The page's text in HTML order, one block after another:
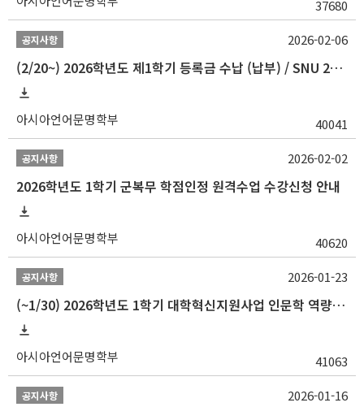
37680
공지사항
(2/20~) 2026학년도 제1학기 등록금 수납 (납부) / SNU 26-1 Tuition fee payment notice
아시아언어문명학부 40041
2026-02-06
공지사항
2026학년도 1학기 군복무 학점인정 원격수업 수강신청 안내
아시아언어문명학부 40620
2026-02-02
공지사항
(~1/30) 2026학년도 1학기 대학혁신지원사업 인문학 역량강화 학업지원금 지원 선발 안내(학·석·박사)
아시아언어문명학부 41063
2026-01-23
공지사항 2026-01-16